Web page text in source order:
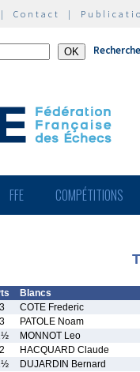
Contact |
FFE COMPÉTITIONS
Blancs
3 COTE Frederic
3 PATOLE Noam
MONNOT Leo
2 HACQUARD Claude
DUJARDIN Bernard